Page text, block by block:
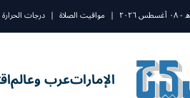
| مواقيت الصلاة | درجات الحرارة
الإماراتعرب وعالم